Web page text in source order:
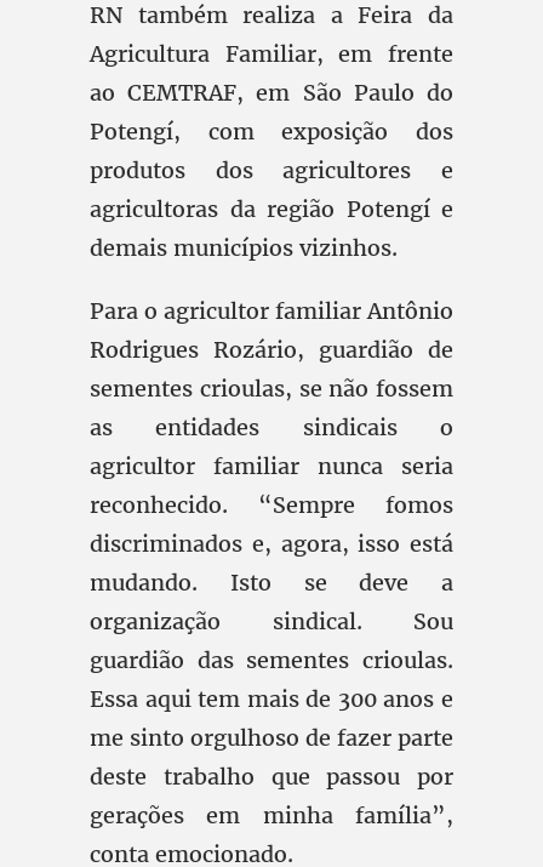
RN também realiza a Feira da
Agricultura Familiar, em frente
ao CEMTRAF, em São Paulo do
Potengí, com exposição dos
produtos dos agricultores e
agricultoras da região Potengí e
demais municípios vizinhos.
Para o agricultor familiar Antônio
Rodrigues Rozário, guardião de
sementes crioulas, se não fossem
as entidades sindicais o
agricultor familiar nunca seria
reconhecido. “Sempre fomos
discriminados e, agora, isso está
mudando. Isto se deve a
organização sindical. Sou
guardião das sementes crioulas.
Essa aqui tem mais de 300 anos e
me sinto orgulhoso de fazer parte
deste trabalho que passou por
gerações em minha família”,
conta emocionado.